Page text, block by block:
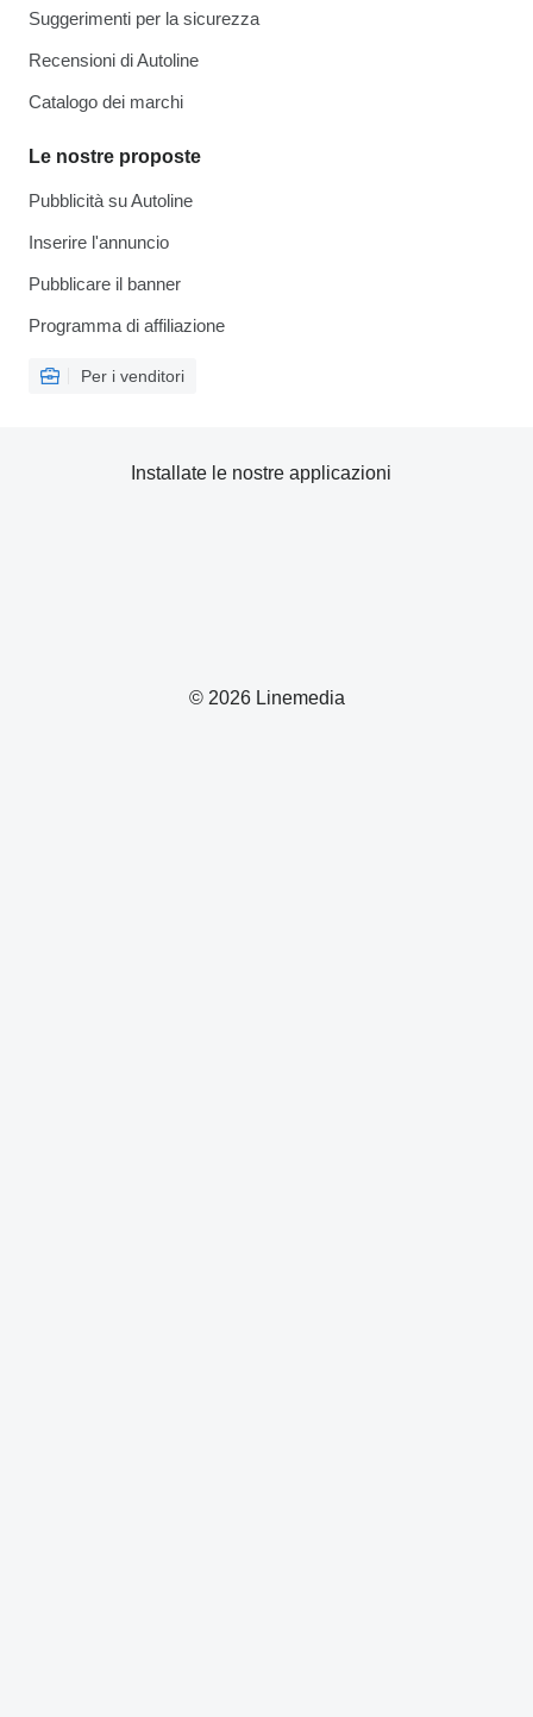
Suggerimenti per la sicurezza
Recensioni di Autoline
Catalogo dei marchi
Le nostre proposte
Pubblicità su Autoline
Inserire l'annuncio
Pubblicare il banner
Programma di affiliazione
Per i venditori
© 2026 Linemedia
Installate le nostre applicazioni